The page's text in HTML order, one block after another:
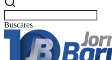
Buscaresportes